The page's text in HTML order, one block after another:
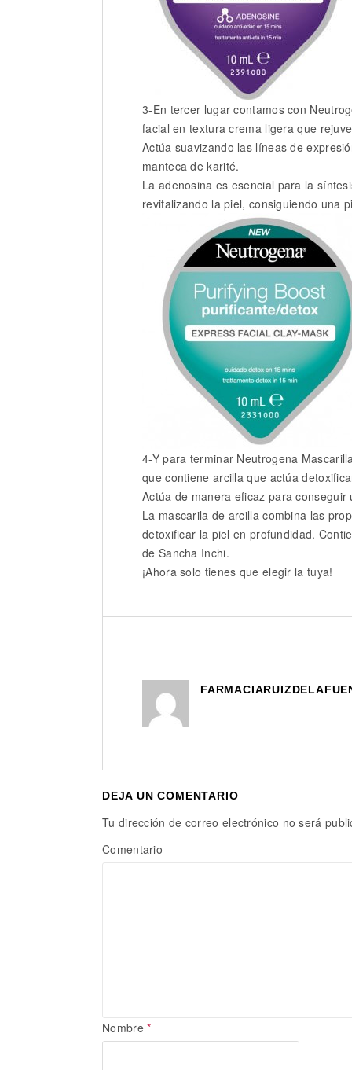
3-En tercer lugar contamos con
facial en textura crema ligera que
Actúa suavizando las líneas de
manteca de karité.
La adenosina es esencial para la
revitalizando la piel, consiguiendo una
4-Y para terminar Neutrogena
que contiene arcilla que actúa
Actúa de manera eficaz para
La mascarila de arcilla combina las
detoxificar la piel en profundidad.
de Sancha Inchi.
¡Ahora solo tienes que elegir la tuya!
DEJA UN COMENTARIO
Tu dirección de correo electrónico no será
Comentario
Nombre*